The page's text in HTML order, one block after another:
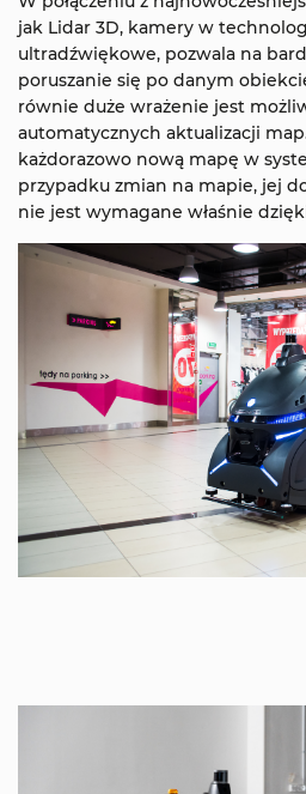
jak Lidar 3D, kamery w
ultradźwiękowe, pozwala na
poruszanie się po danym
równie duże wrażenie jest
automatycznych aktualizacji
każdorazowo nową mapę w
przypadku zmian na mapie, jej
nie jest wymagane właśnie